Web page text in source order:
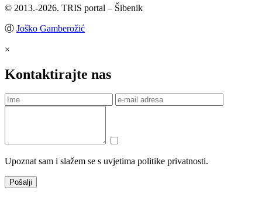
© 2013.-2026. TRIS portal – Šibenik
ⓓ Joško Gamberožić
×
Kontaktirajte nas
Upoznat sam i slažem se s uvjetima politike privatnosti.
Pošalji